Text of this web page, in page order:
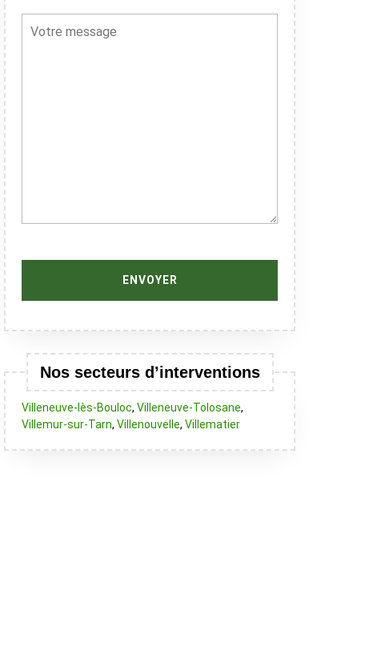
Nos secteurs d’interventions
Villeneuve-lès-Bouloc, Villeneuve-Tolosane,
Villemur-sur-Tarn, Villenouvelle, Villematier